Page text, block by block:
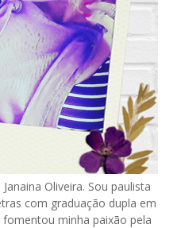
Oliveira. Sou paulista
com graduação dupla em
minha paixão pela